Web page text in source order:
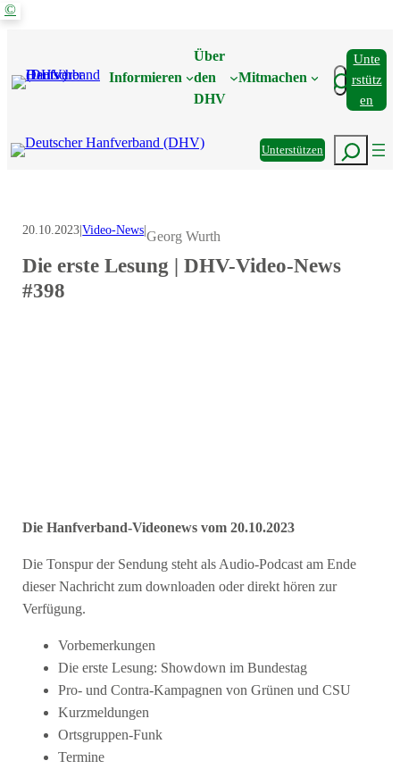
Zum
Informieren
Über
den
DHV
Mitmachen Suchen
Unte
Rstütz
En
UnterstützenSuchen
©
20.10.2023|Video-News|Georg Wurth
Die erste Lesung | DHV-Video-News
#398
Die Hanfverband-Videonews vom 20.10.2023
Die Tonspur der Sendung steht als Audio-Podcast am Ende
dieser Nachricht zum downloaden oder direkt hören zur
Verfügung.
Vorbemerkungen
Die erste Lesung: Showdown im Bundestag
Pro- und Contra-Kampagnen von Grünen und CSU
Kurzmeldungen
Ortsgruppen-Funk
Termine